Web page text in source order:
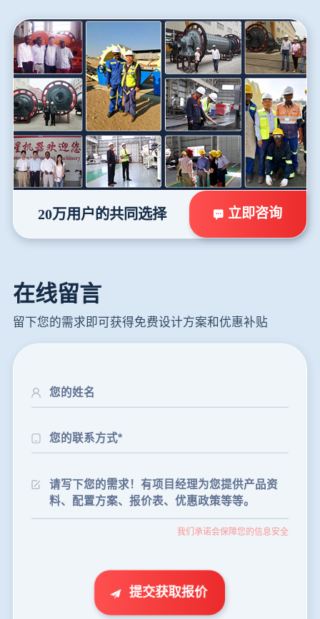
20万用户的共同选择 立即咨询
在线留言
留下您的需求即可获得免费设计方案和优惠补贴
我们承诺会保障您的信息安全
提交获取报价
24分钟前 朱先生留言：制砂机3000吨一套多少钱？
35分钟前 张先生留言：碎石机有几种型号？碎石机械设备一套价格？
武先生留言：年产100万吨机制砂，用什么设备？
王先生留言：建一条石料破碎生产线，规模300吨/小时，提供设备选型和报价。
陈先生留言：每小时100吨建筑垃圾粉碎机？推荐用什么型号？